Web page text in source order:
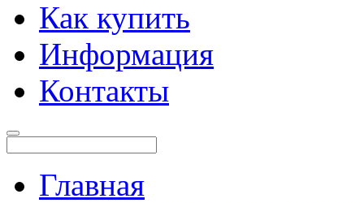
Как купить
Информация
Контакты
Главная